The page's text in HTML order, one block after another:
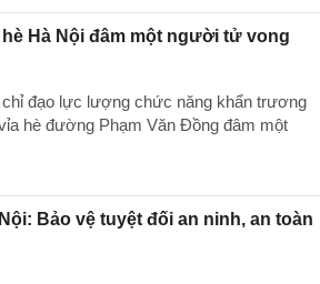
Hà Nội đâm một người tử vong
đạo lực lượng chức năng khẩn trương
hè đường Phạm Văn Đồng đâm một
Bảo vệ tuyệt đối an ninh, an toàn